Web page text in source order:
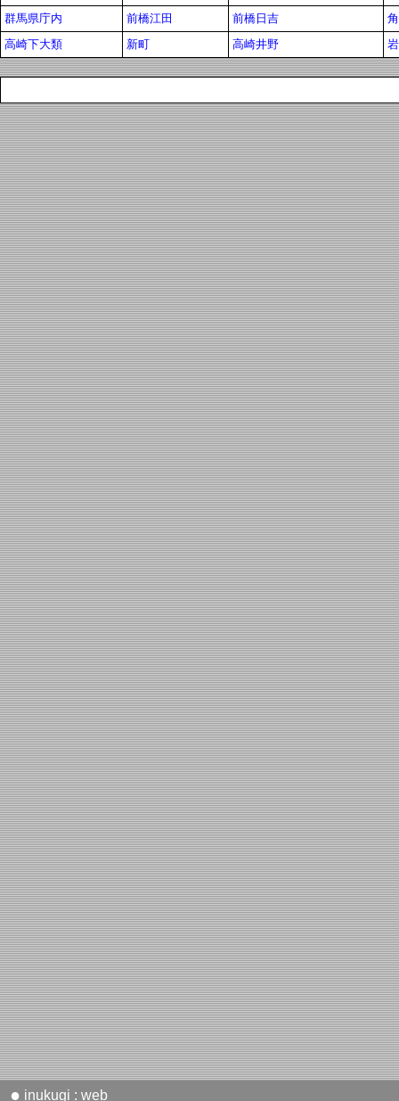
群馬県庁内
前橋江田 前橋日吉
高崎下大類
新町 高崎井野
● inukugi : web